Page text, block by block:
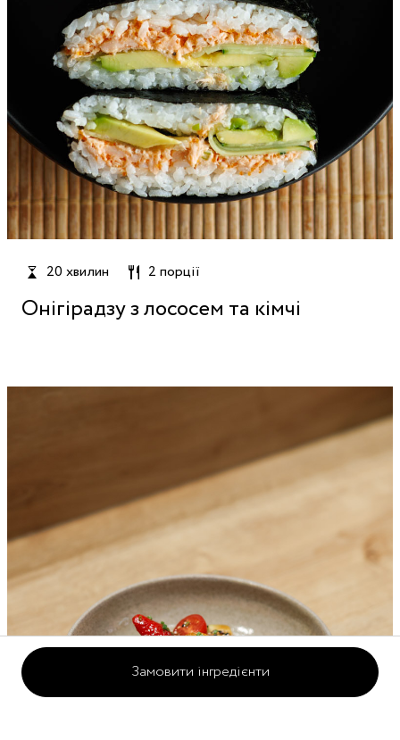
Замовити інгредієнти
20 хвилин 2 порції
Онігірадзу з лососем та кімчі